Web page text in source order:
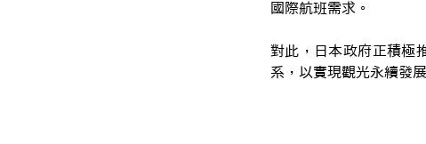
國際航班需求。
對此，日本政府正積極
系，以實現觀光永續發展